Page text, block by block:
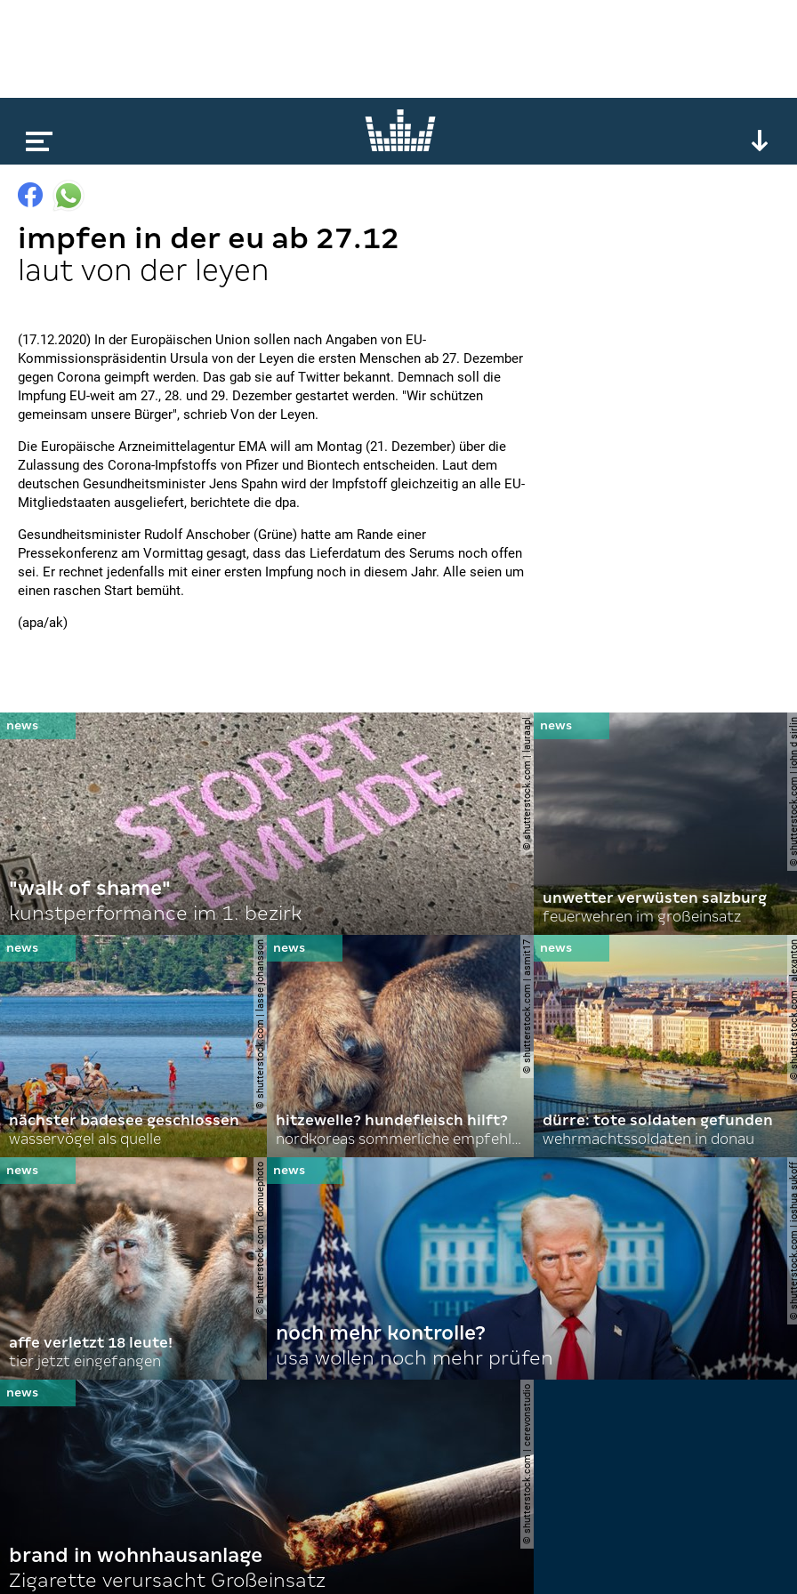
impfen in der eu ab 27.12
laut von der leyen
(17.12.2020) In der Europäischen Union sollen nach Angaben von EU-
Kommissionspräsidentin Ursula von der Leyen die ersten Menschen ab 27. Dezember
gegen Corona geimpft werden. Das gab sie auf Twitter bekannt. Demnach soll die
Impfung EU-weit am 27., 28. und 29. Dezember gestartet werden. "Wir schützen
gemeinsam unsere Bürger", schrieb Von der Leyen.
Die Europäische Arzneimittelagentur EMA will am Montag (21. Dezember) über die
Zulassung des Corona-Impfstoffs von Pfizer und Biontech entscheiden. Laut dem
deutschen Gesundheitsminister Jens Spahn wird der Impfstoff gleichzeitig an alle EU-
Mitgliedstaaten ausgeliefert, berichtete die dpa.
Gesundheitsminister Rudolf Anschober (Grüne) hatte am Rande einer
Pressekonferenz am Vormittag gesagt, dass das Lieferdatum des Serums noch offen
sei. Er rechnet jedenfalls mit einer ersten Impfung noch in diesem Jahr. Alle seien um
einen raschen Start bemüht.
(apa/ak)
© shutterstock.com | lauraapl
"walk of shame"
kunstperformance im 1. bezirk
©
unwetter verwüsten salzburg
feuerwehren im großeinsatz
© shutterstock.com | lasse johansson
nächster badesee geschlossen
wasservögel als quelle
© shutterstock.com | asmit17
hitzewelle? hundefleisch hilft?
nordkoreas sommerliche empfehlungen
©
dürre: tote soldaten gefunden
wehrmachtssoldaten in donau
© shutterstock.com | domuephoto
affe verletzt 18 leute!
tier jetzt eingefangen
©
noch mehr kontrolle?
usa wollen noch mehr prüfen
© shutterstock.com | cerevonstudio
brand in wohnhausanlage
Zigarette verursacht Großeinsatz